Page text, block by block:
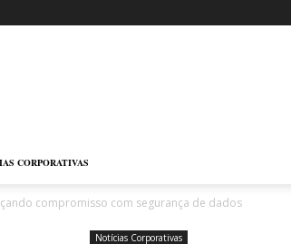
CORPORATIVAS
compromisso com segurança de dados
Notícias Corporativas